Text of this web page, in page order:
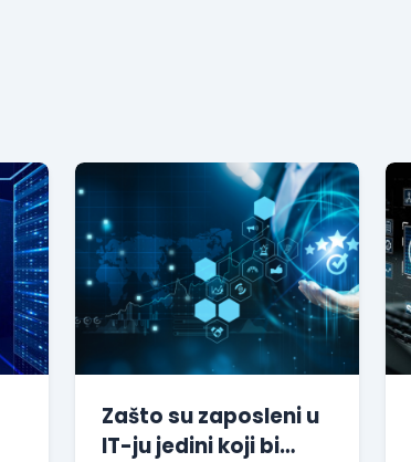
Zašto su zaposleni u
IT-ju jedini koji bi